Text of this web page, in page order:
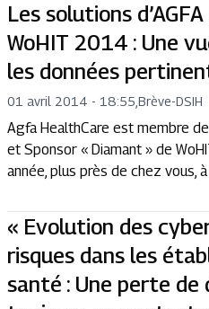
Les solutions
WoHIT 2014 : Une
les données
01 avril 2014 - 18:55 Brève-DSIH
Agfa HealthCare est membre
et Sponsor « Diamant » de
année, plus près de chez vous, à
« Evolution des
risques dans les
santé : Une perte de